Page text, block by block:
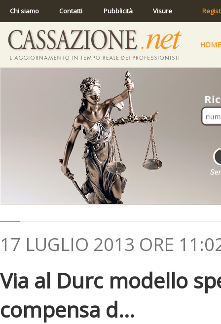
Chi siamo Contatti Pubblicità Visure
HOME
17 LUGLIO 2013 ORE
Via al Durc modello
compensa d...